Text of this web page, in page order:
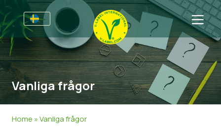
Till Producenter
Information till producenter
V-Label Webinars
Sektorer
Allmän information
Vanliga frågor
Vanliga frågor
Home »Vanliga frågor